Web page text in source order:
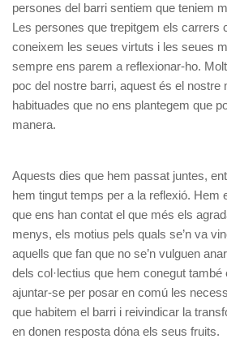
persones del barri sentiem que teniem
Les persones que trepitgem els carrers
coneixem les seues virtuts i les seues
sempre ens parem a reflexionar-ho.
poc del nostre barri, aquest és el nostre
habituades que no ens plantegem que
manera.
Aquests dies que hem passat juntes,
hem tingut temps per a la reflexió. Hem
que ens han contat el que més els
menys, els motius pels quals se’n va
aquells que fan que no se’n vulguen
dels col·lectius que hem conegut
ajuntar-se per posar en comú les
que habitem el barri i reivindicar la
en donen resposta dóna els seus fruits.